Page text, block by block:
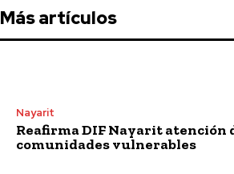
Más artículos
Nayarit
Reafirma DIF Nayarit atención
comunidades vulnerables